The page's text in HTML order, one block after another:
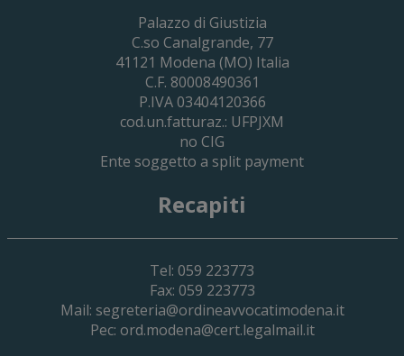
29 Giugno 2026
Cassa Forense – Elezioni Dei Delegati
2030
Palazzo di Giustizia
C.so Canalgrande, 77
41121 Modena (MO) Italia
C.F. 80008490361
P.IVA 03404120366
cod.un.fatturaz.: UFPJXM
no CIG
Ente soggetto a split payment
Recapiti
Tel: 059 223773
Fax: 059 223773
Mail: segreteria@ordineavvocatimodena.it
Pec: ord.modena@cert.legalmail.it